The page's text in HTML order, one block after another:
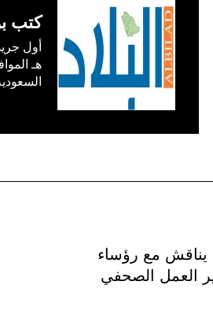
كتب
السعودية) في 1365/
يناقش مع رؤساء
العمل الصحفي